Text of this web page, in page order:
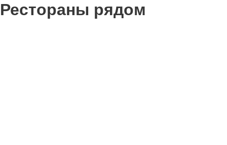
Рестораны рядом